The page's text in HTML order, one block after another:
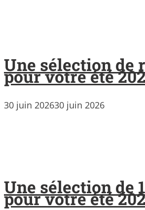
Une sélection de
pour votre été
30 juin 202630 juin 2026
Une sélection de
pour votre été